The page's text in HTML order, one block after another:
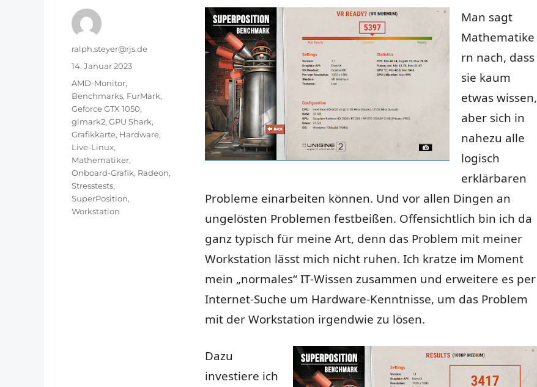
Man sagt
Mathematike
rn nach, dass
sie kaum
etwas wissen,
aber sich in
nahezu alle
logisch
erklärbaren
Probleme einarbeiten können. Und vor allen Dingen an
ungelösten Problemen festbeißen. Offensichtlich bin ich da
ganz typisch für meine Art, denn das Problem mit meiner
Workstation lässt mich nicht ruhen. Ich kratze im Moment
mein „normales“ IT-Wissen zusammen und erweitere es per
Internet-Suche um Hardware-Kenntnisse, um das Problem
mit der Workstation irgendwie zu lösen.
Dazu
investiere ich
Autor
ralph.steyer@rjs.de
Veröffentlicht
am
14. Januar 2023
Schlagwörter
AMD-Monitor,
Benchmarks, FurMark,
Geforce GTX 1050,
glmark2, GPU Shark,
Grafikkarte, Hardware,
Live-Linux,
Mathematiker,
Onboard-Grafik, Radeon,
Stresstests,
SuperPosition,
Workstation